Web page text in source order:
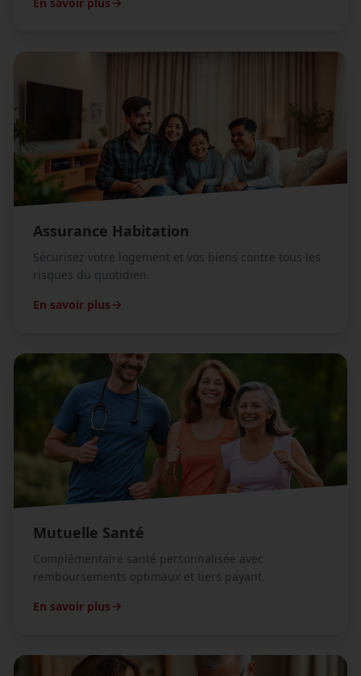
Assurance Habitation
Sécurisez votre logement et vos biens contre tous les
risques du quotidien.
En savoir plus
Mutuelle Santé
Complémentaire santé personnalisée avec
remboursements optimaux et tiers payant.
En savoir plus